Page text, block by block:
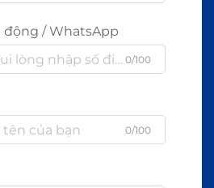
động / WhatsApp
0/100
0/100